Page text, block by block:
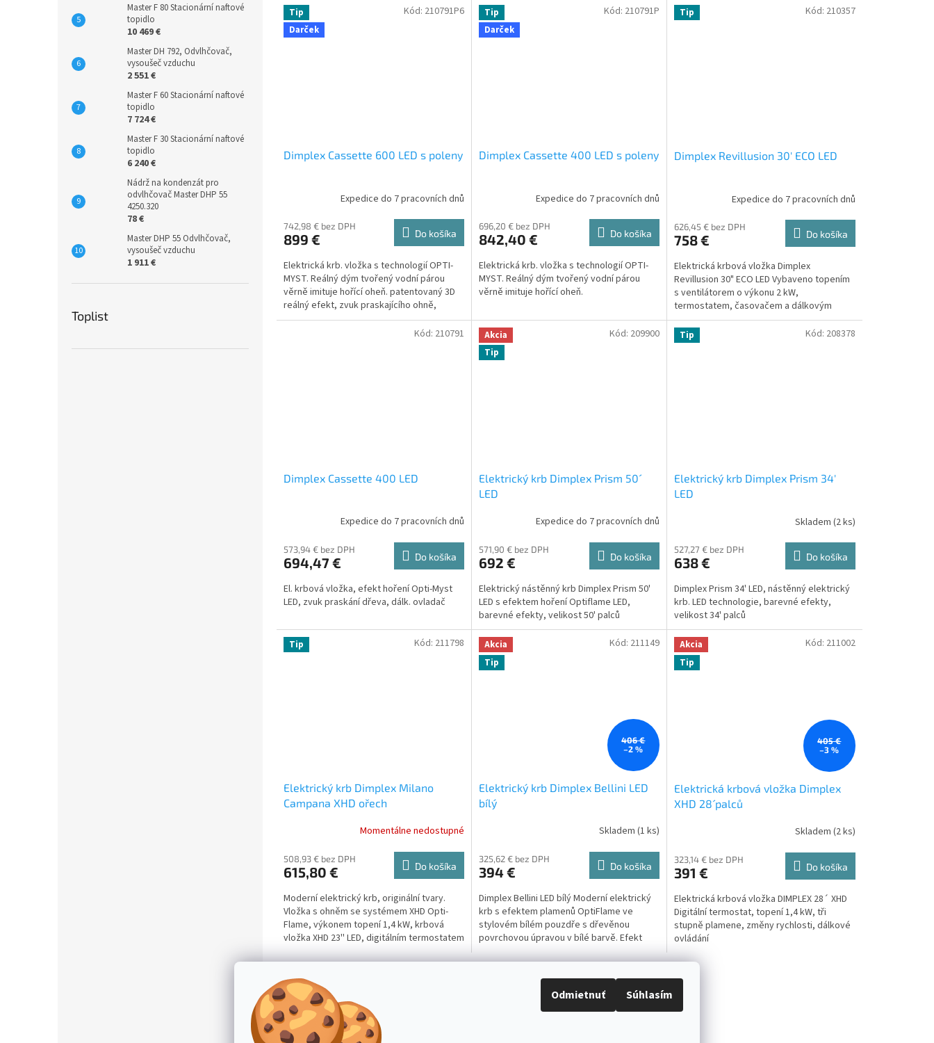
Odmietnuť Súhlasím
Master F 80 Stacionární naftové
topidlo
10 469 €
Master DH 792, Odvlhčovač,
vysoušeč vzduchu
2 551 €
Master F 60 Stacionární naftové
topidlo
7 724 €
Master F 30 Stacionární naftové
topidlo
6 240 €
Nádrž na kondenzát pro
odvlhčovač Master DHP 55
4250.320
78 €
Master DHP 55 Odvlhčovač,
vysoušeč vzduchu
1 911 €
Toplist
Tip
Darček
Dimplex Cassette 600 LED s poleny
Expedice do 7 pracovních dnů
742,98 € bez DPH
899 € Do košíka
Elektrická krb. vložka s technologií OPTI-
MYST. Reálný dým tvořený vodní párou
věrně imituje hořící oheň. patentovaný 3D
reálný efekt, zvuk praskajícího ohně,
spotřeba efektu...
Kód: 210791P6
Tip
Darček
Dimplex Cassette 400 LED s poleny
Expedice do 7 pracovních dnů
696,20 € bez DPH
842,40 € Do košíka
Elektrická krb. vložka s technologií OPTI-
MYST. Reálný dým tvořený vodní párou
věrně imituje hořící oheň.
Kód: 210791P Tip
Dimplex Revillusion 30' ECO LED
Expedice do 7 pracovních dnů
626,45 € bez DPH
758 € Do košíka
Elektrická krbová vložka Dimplex
Revillusion 30" ECO LED Vybaveno topením
s ventilátorem o výkonu 2 kW,
termostatem, časovačem a dálkovým
ovládáním.
Kód: 210357
Dimplex Cassette 400 LED
Expedice do 7 pracovních dnů
573,94 € bez DPH
694,47 € Do košíka
El. krbová vložka, efekt hoření Opti-Myst
LED, zvuk praskání dřeva, dálk. ovladač
Kód: 210791
Akcia
Tip
Elektrický krb Dimplex Prism 50´
LED
Expedice do 7 pracovních dnů
571,90 € bez DPH
692 € Do košíka
Elektrický nástěnný krb Dimplex Prism 50'
LED s efektem hoření Optiflame LED,
barevné efekty, velikost 50' palců
Kód: 209900 Tip
Elektrický krb Dimplex Prism 34'
LED
Skladem (2 ks)
527,27 € bez DPH
638 € Do košíka
Dimplex Prism 34' LED, nástěnný elektrický
krb. LED technologie, barevné efekty,
velikost 34' palců
Kód: 208378
Tip
Elektrický krb Dimplex Milano
Campana XHD ořech
Momentálne nedostupné
508,93 € bez DPH
615,80 € Do košíka
Moderní elektrický krb, originální tvary.
Vložka s ohněm se systémem XHD Opti-
Flame, výkonem topení 1,4 kW, krbová
vložka XHD 23'' LED, digitálním termostatem
Kód: 211798
Akcia
Tip
406 €
–2 %
Elektrický krb Dimplex Bellini LED
bílý
Skladem (1 ks)
325,62 € bez DPH
394 € Do košíka
Dimplex Bellini LED bílý Moderní elektrický
krb s efektem plamenů OptiFlame ve
stylovém bílém pouzdře s dřevěnou
povrchovou úpravou v bílé barvě. Efekt
Kód: 211149
Akcia
Tip
405 €
–3 %
Elektrická krbová vložka Dimplex
XHD 28´ palců
Skladem (2 ks)
323,14 € bez DPH
391 € Do košíka
Elektrická krbová vložka DIMPLEX 28´ XHD
Digitální termostat, topení 1,4 kW, tři
stupně plamene, změny rychlosti, dálkové
ovládání
Kód: 211002
O
NAČÍTAŤ 14 ĎALŠÍCH
S
1 2